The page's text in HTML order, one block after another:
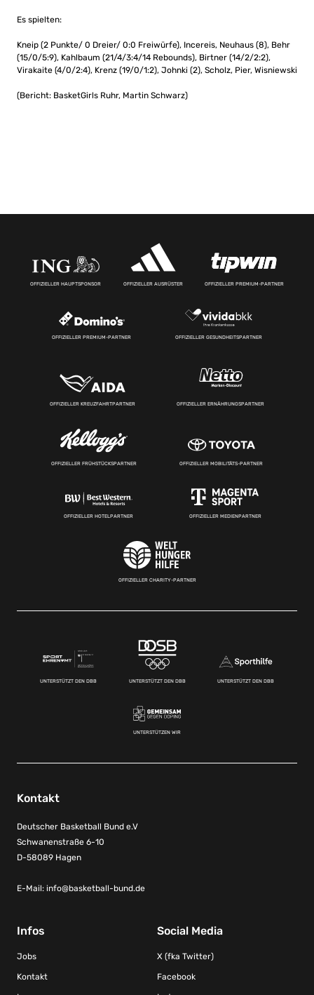
Es spielten:
Kneip (2 Punkte/ 0 Dreier/ 0:0 Freiwürfe), Incereis, Neuhaus (8), Behr
(15/0/5:9), Kahlbaum (21/4/3:4/14 Rebounds), Birtner (14/2/2:2),
Virakaite (4/0/2:4), Krenz (19/0/1:2), Johnki (2), Scholz, Pier, Wisniewski
(Bericht: BasketGirls Ruhr, Martin Schwarz)
OFFIZIELLER HAUPTSPONSOR OFFIZIELLER AUSRÜSTER OFFIZIELLER PREMIUM-PARTNER
OFFIZIELLER PREMIUM-PARTNER OFFIZIELLER GESUNDHEITSPARTNER
OFFIZIELLER KREUZFAHRTPARTNER OFFIZIELLER ERNÄHRUNGSPARTNER
OFFIZIELLER FRÜHSTÜCKSPARTNER OFFIZIELLER MOBILITÄTS-PARTNER
OFFIZIELLER HOTELPARTNER OFFIZIELLER MEDIENPARTNER
OFFIZIELLER CHARITY-PARTNER
UNTERSTÜTZT DEN DBB UNTERSTÜTZT DEN DBB UNTERSTÜTZT DEN DBB
UNTERSTÜTZEN WIR
Kontakt
Deutscher Basketball Bund e.V
Schwanenstraße 6-10
D-58089 Hagen
E-Mail: info@basketball-bund.de
Infos
Jobs
Kontakt
Social Media
X (fka Twitter)
Facebook